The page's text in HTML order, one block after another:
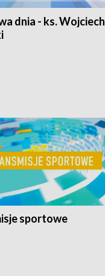
dnia - ks. Wojciech
sportowe